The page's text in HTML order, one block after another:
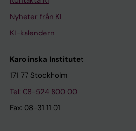
Nyheter från KI
KI-kalendern
Karolinska Institutet
171 77 Stockholm
Tel: 08-524 800 00
Fax: 08-31 11 01